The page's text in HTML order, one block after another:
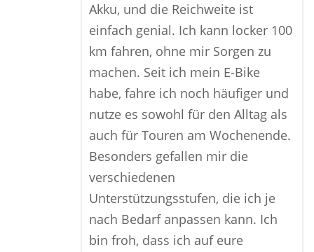
Akku, und die Reichweite ist
einfach genial. Ich kann locker 100
km fahren, ohne mir Sorgen zu
machen. Seit ich mein E-Bike
habe, fahre ich noch häufiger und
nutze es sowohl für den Alltag als
auch für Touren am Wochenende.
Besonders gefallen mir die
verschiedenen
Unterstützungsstufen, die ich je
nach Bedarf anpassen kann. Ich
bin froh, dass ich auf eure